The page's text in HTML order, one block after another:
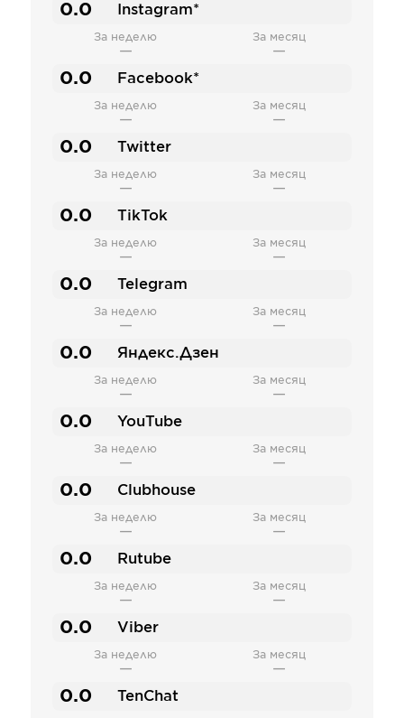
0.0 Instagram*
За неделю
—
За месяц
—
0.0 Facebook*
За неделю
—
За месяц
—
0.0 Twitter
За неделю
—
За месяц
—
0.0 TikTok
За неделю
—
За месяц
—
0.0 Telegram
За неделю
—
За месяц
—
0.0 Яндекс.Дзен
За неделю
—
За месяц
—
0.0 YouTube
За неделю
—
За месяц
—
0.0 Clubhouse
За неделю
—
За месяц
—
0.0 Rutube
За неделю
—
За месяц
—
0.0 Viber
За неделю
—
За месяц
—
0.0 TenChat